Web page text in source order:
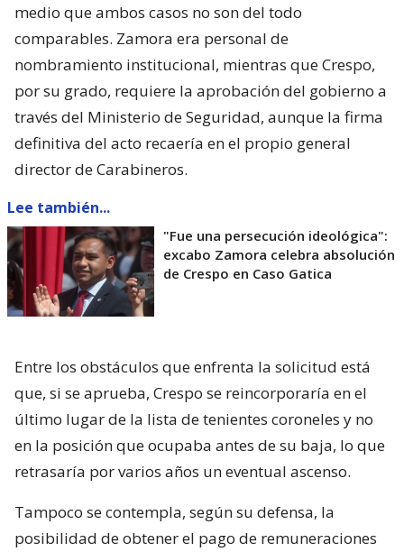
medio que ambos casos no son del todo
comparables. Zamora era personal de
nombramiento institucional, mientras que Crespo,
por su grado, requiere la aprobación del gobierno a
través del Ministerio de Seguridad, aunque la firma
definitiva del acto recaería en el propio general
director de Carabineros.
Lee también...
"Fue una persecución ideológica":
excabo Zamora celebra absolución
de Crespo en Caso Gatica
Entre los obstáculos que enfrenta la solicitud está
que, si se aprueba, Crespo se reincorporaría en el
último lugar de la lista de tenientes coroneles y no
en la posición que ocupaba antes de su baja, lo que
retrasaría por varios años un eventual ascenso.
Tampoco se contempla, según su defensa, la
posibilidad de obtener el pago de remuneraciones